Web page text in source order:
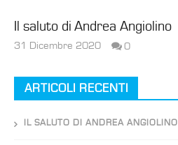
Il saluto di Andrea Angiolino
31 Dicembre 2020
0
ARTICOLI RECENTI
IL SALUTO DI ANDREA ANGIOLINO